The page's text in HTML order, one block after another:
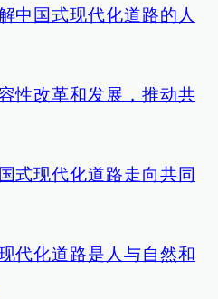
中国式现代化道路的人
性改革和发展，推动共
式现代化道路走向共同
代化道路是人与自然和